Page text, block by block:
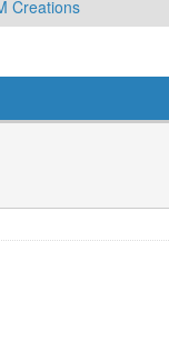
Creations